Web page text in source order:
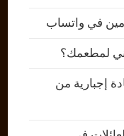
في واتساب
لمطعمك؟
إجبارية من